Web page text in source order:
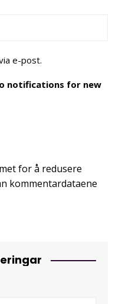
e-post.
notifications for new
for å redusere
kommentardataene